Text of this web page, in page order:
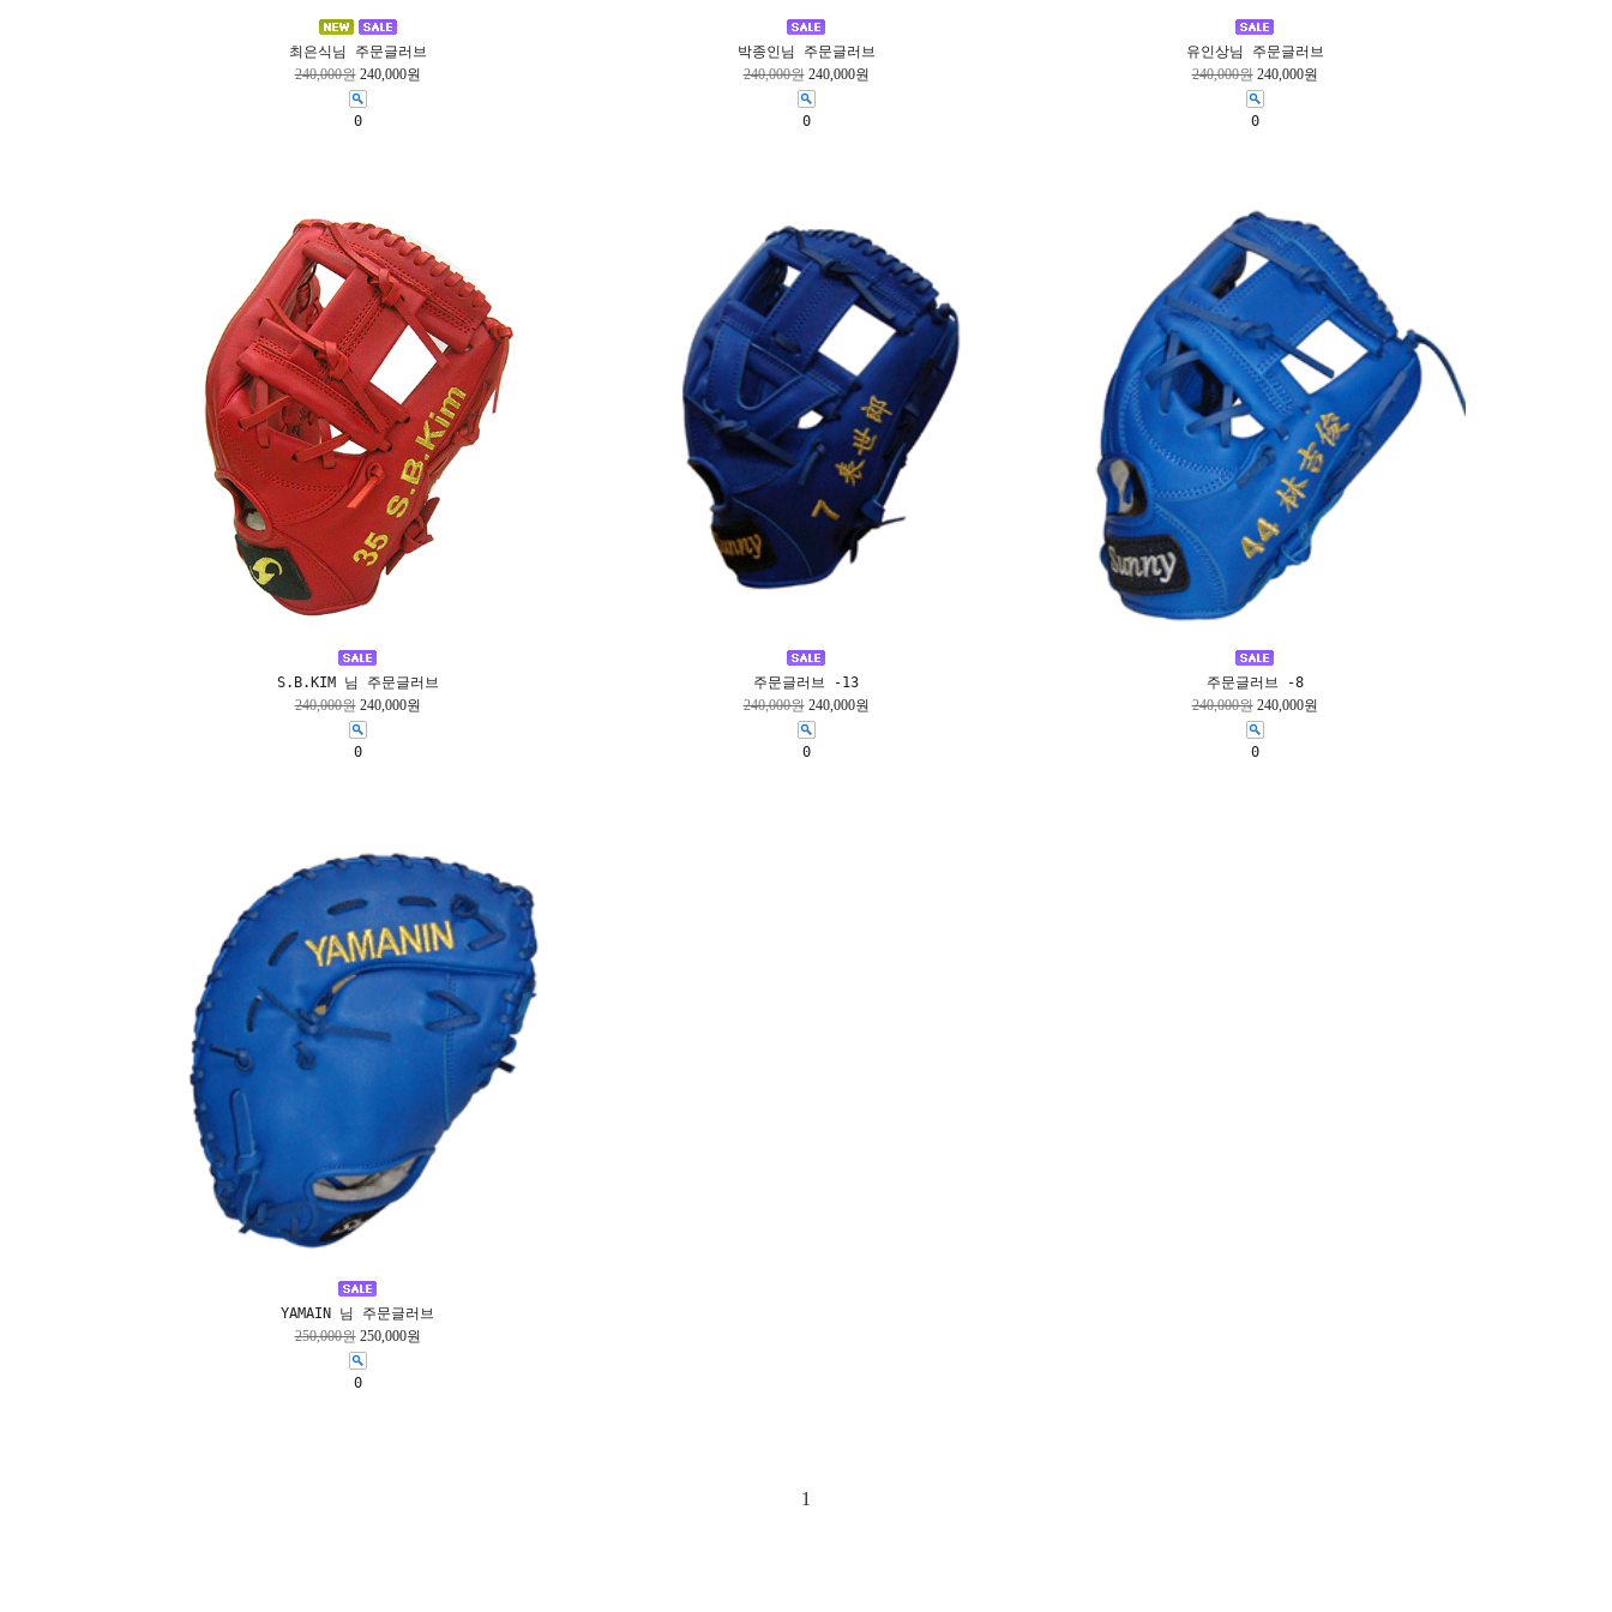
최은식님 주문글러브
240,000원 240,000원
0
박종인님 주문글러브
240,000원 240,000원
0
유인상님 주문글러브
240,000원 240,000원
0
S.B.KIM 님 주문글러브
240,000원 240,000원
0
주문글러브 -13
240,000원 240,000원
0
주문글러브 -8
240,000원 240,000원
0
YAMAIN 님 주문글러브
250,000원 250,000원
0
1